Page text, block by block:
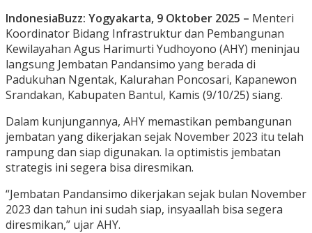
IndonesiaBuzz: Yogyakarta, 9 Oktober 2025 – Menteri
Koordinator Bidang Infrastruktur dan Pembangunan
Kewilayahan Agus Harimurti Yudhoyono (AHY) meninjau
langsung Jembatan Pandansimo yang berada di
Padukuhan Ngentak, Kalurahan Poncosari, Kapanewon
Srandakan, Kabupaten Bantul, Kamis (9/10/25) siang.
Dalam kunjungannya, AHY memastikan pembangunan
jembatan yang dikerjakan sejak November 2023 itu telah
rampung dan siap digunakan. Ia optimistis jembatan
strategis ini segera bisa diresmikan.
“Jembatan Pandansimo dikerjakan sejak bulan November
2023 dan tahun ini sudah siap, insyaallah bisa segera
diresmikan,” ujar AHY.